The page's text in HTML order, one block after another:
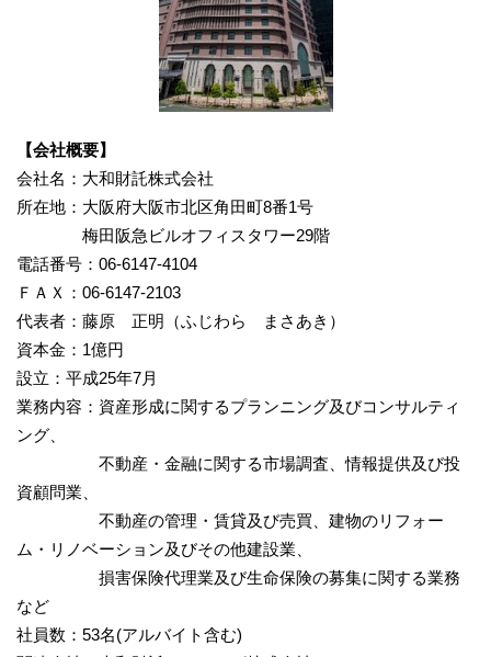
【会社概要】
会社名：大和財託株式会社
所在地：大阪府大阪市北区角田町8番1号
梅田阪急ビルオフィスタワー29階
電話番号：06-6147-4104
ＦＡＸ：06-6147-2103
代表者：藤原 正明（ふじわら まさあき）
資本金：1億円
設立：平成25年7月
業務内容：資産形成に関するプランニング及びコンサルティ
ング、
不動産・金融に関する市場調査、情報提供及び投
資顧問業、
不動産の管理・賃貸及び売買、建物のリフォー
ム・リノベーション及びその他建設業、
損害保険代理業及び生命保険の募集に関する業務
など
社員数：53名(アルバイト含む)